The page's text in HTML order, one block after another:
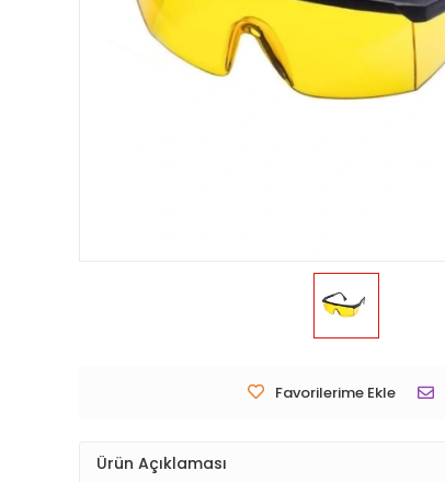
Favorilerime Ekle
Ürün Açıklaması